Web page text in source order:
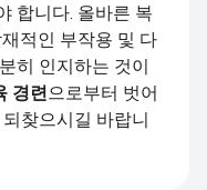
합니다. 올바른 복
적인 부작용 및 다
히 인지하는 것이
경련으로부터 벗어
찾으시길 바랍니